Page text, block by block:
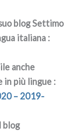
blog Settimo
ita­lia­na :
anche
in più lin­gue :
– 2019-
blog